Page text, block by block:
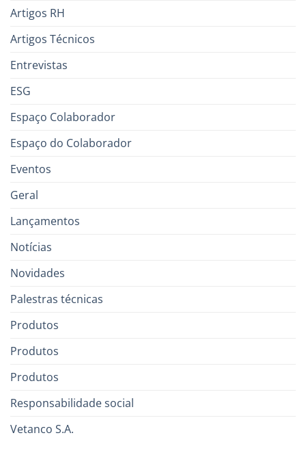
Artigos RH
Artigos Técnicos
Entrevistas
ESG
Espaço Colaborador
Espaço do Colaborador
Eventos
Geral
Lançamentos
Notícias
Novidades
Palestras técnicas
Produtos
Produtos
Produtos
Responsabilidade social
Vetanco S.A.